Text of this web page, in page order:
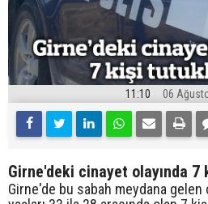
11:10 06
Girne'deki cinayet olayında 7
Girne'de bu sabah meydana gelen